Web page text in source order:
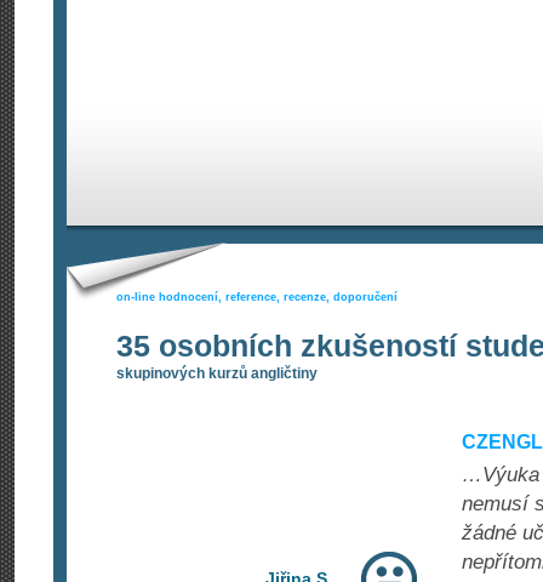
on-line hodnocení, reference, recenze, doporučení
35 osobních zkušeností
skupinových kurzů angličtiny
…Výuka
nemusí
žádné